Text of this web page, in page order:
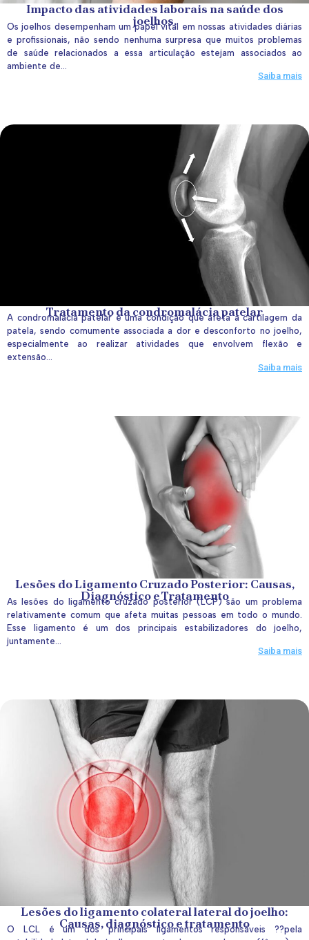
Impacto das atividades laborais na saúde dos
joelhos.
Os joelhos desempenham um papel vital em nossas atividades diárias
e profissionais, não sendo nenhuma surpresa que muitos problemas
de saúde relacionados a essa articulação estejam associados ao
ambiente de...
Saiba mais
Tratamento da condromalácia patelar
A condromalácia patelar é uma condição que afeta a cartilagem da
patela, sendo comumente associada a dor e desconforto no joelho,
especialmente ao realizar atividades que envolvem flexão e
extensão...
Saiba mais
Lesões do Ligamento Cruzado Posterior: Causas,
Diagnóstico e Tratamento
As lesões do ligamento cruzado posterior (LCP) são um problema
relativamente comum que afeta muitas pessoas em todo o mundo.
Esse ligamento é um dos principais estabilizadores do joelho,
juntamente...
Saiba mais
Lesões do ligamento colateral lateral do joelho:
Causas, diagnóstico e tratamento
O LCL é um dos principais ligamentos responsáveis ??pela